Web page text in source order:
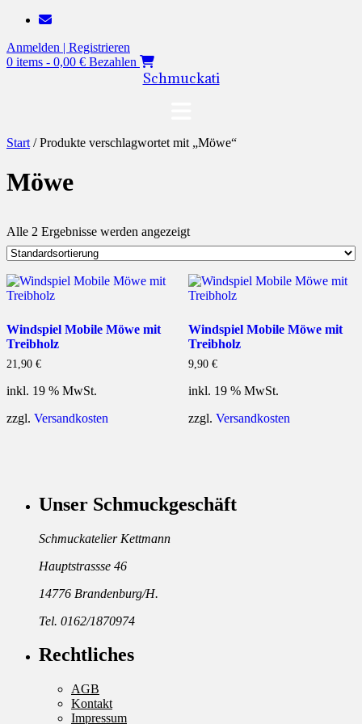
Zum
springen
Anmelden | Registrieren
0 items - 0,00 € Bezahlen
Schmuckati
Start / Produkte verschlagwortet mit „Möwe“
Möwe
Alle 2 Ergebnisse werden angezeigt
Windspiel Mobile Möwe mit
Treibholz
21,90 €
inkl. 19 % MwSt.
zzgl. Versandkosten
Windspiel Mobile Möwe mit
Treibholz
9,90 €
inkl. 19 % MwSt.
zzgl. Versandkosten
Unser Schmuckgeschäft
Schmuckatelier Kettmann
Hauptstrassse 46
14776 Brandenburg/H.
Tel. 0162/1870974
Rechtliches
AGB
Kontakt
Impressum